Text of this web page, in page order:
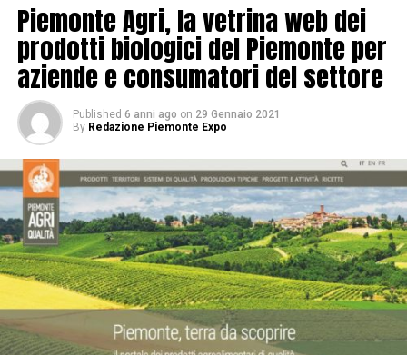
Piemonte Agri, la vetrina web dei
prodotti biologici del Piemonte per
aziende e consumatori del settore
Published 6 anni ago on 29 Gennaio 2021
By Redazione Piemonte Expo